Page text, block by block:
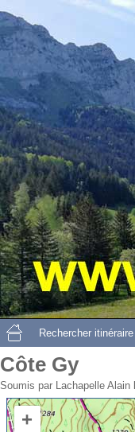
Côte Gy
Soumis par Lachapelle Alain
Rechercher itinéraire